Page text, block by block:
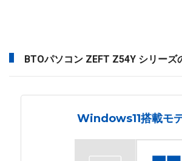
BTOパソコン ZEFT Z54Y シリーズ
Windows11搭載モ